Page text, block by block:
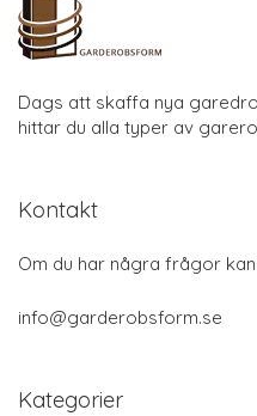
Dags att skaffa nya
hittar du alla typer av
Kontakt
Om du har några frågor
info@garderobsform.se
Kategorier